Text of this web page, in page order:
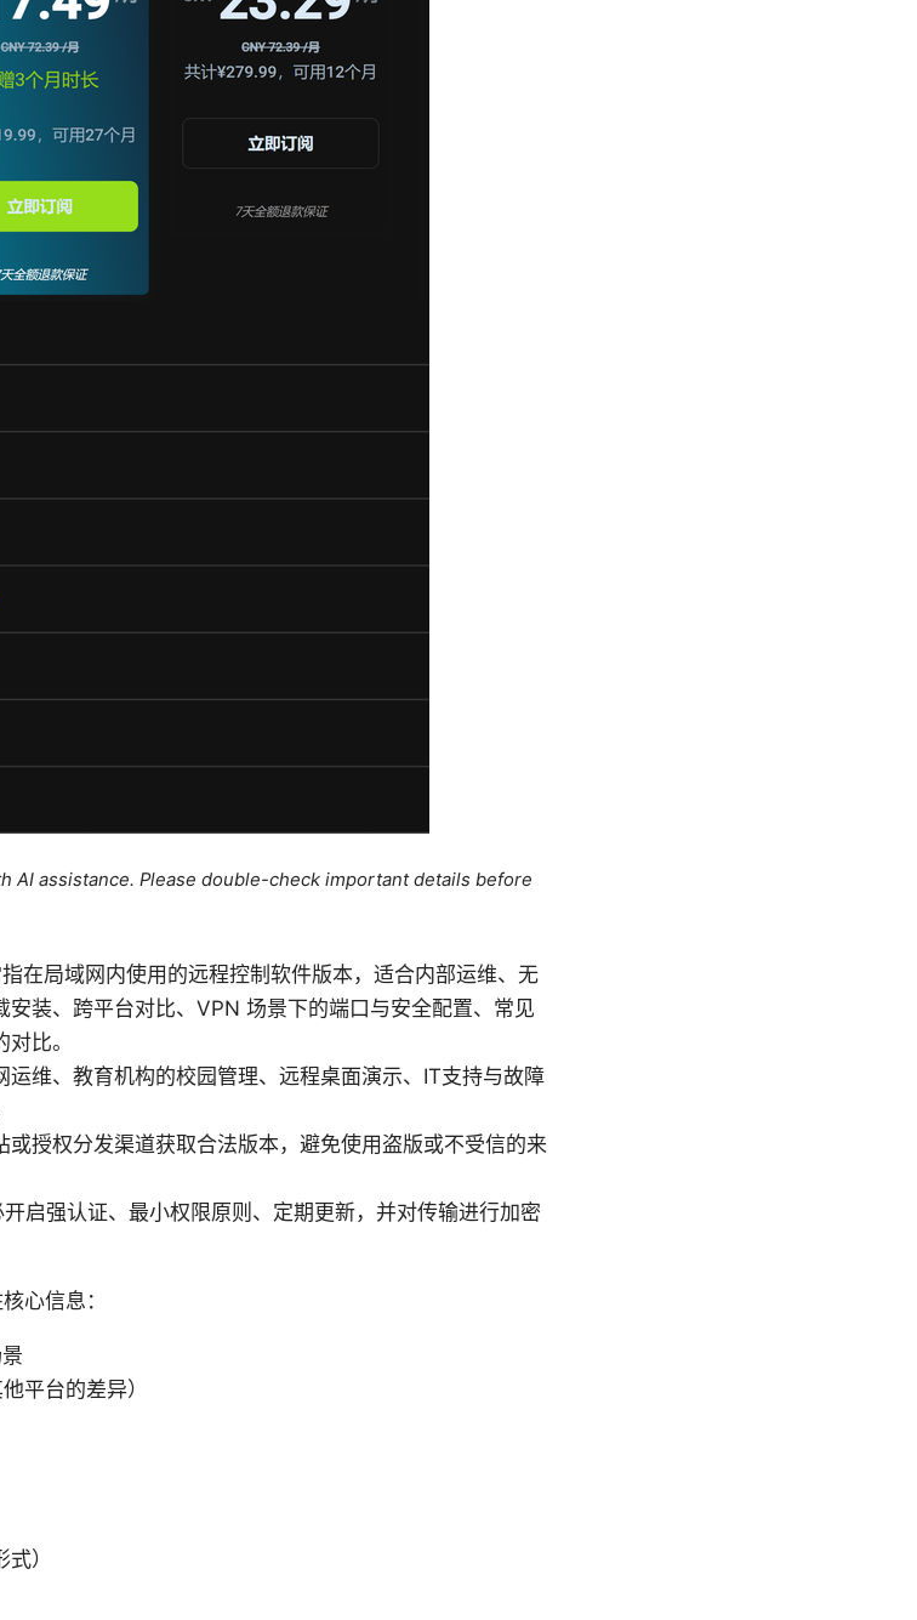
AI assistance. Please double-check important details before
在局域网内使用的远程控制软件版本，适合内部运维、无
安装、跨平台对比、VPN 场景下的端口与安全配置、常见
比。
维、教育机构的校园管理、远程桌面演示、IT支持与故障
授权分发渠道获取合法版本，避免使用盗版或不受信的来
启强认证、最小权限原则、定期更新，并对传输进行加密
心信息：
平台的差异）
）